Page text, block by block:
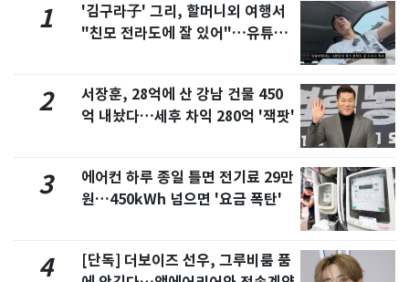
1
'김구라子' 그리, 할머니외 여행서
"친모 전라도에 잘 있어"…유튜브
2
서장훈, 28억에 산 강남 건물 450
억 내놨다…세후 차익 280억 '잭팟'
3
에어컨 하루 종일 틀면 전기료 29만
원…450kWh 넘으면 '요금 폭탄'
4
[단독] 더보이즈 선우, 그루비룸 품